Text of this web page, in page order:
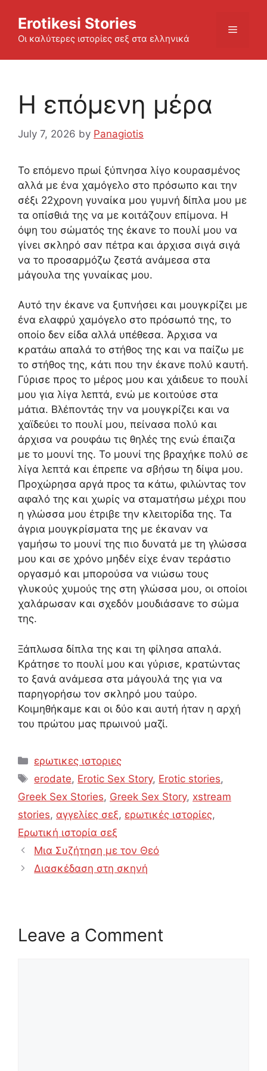
content
Erotikesi Stories
Οι καλύτερες ιστορίες σεξ στα ελληνικά
Menu
Η επόμενη μέρα
July 7, 2026 by Panagiotis
Το επόμενο πρωί ξύπνησα λίγο κουρασμένος
αλλά με ένα χαμόγελο στο πρόσωπο και την
σέξι 22χρονη γυναίκα μου γυμνή δίπλα μου με
τα οπίσθιά της να με κοιτάζουν επίμονα. Η
όψη του σώματός της έκανε το πουλί μου να
γίνει σκληρό σαν πέτρα και άρχισα σιγά σιγά
να το προσαρμόζω ζεστά ανάμεσα στα
μάγουλα της γυναίκας μου.
Αυτό την έκανε να ξυπνήσει και μουγκρίζει με
ένα ελαφρύ χαμόγελο στο πρόσωπό της, το
οποίο δεν είδα αλλά υπέθεσα. Άρχισα να
κρατάω απαλά το στήθος της και να παίζω με
το στήθος της, κάτι που την έκανε πολύ καυτή.
Γύρισε προς το μέρος μου και χάιδευε το πουλί
μου για λίγα λεπτά, ενώ με κοιτούσε στα
μάτια. Βλέποντάς την να μουγκρίζει και να
χαϊδεύει το πουλί μου, πείνασα πολύ και
άρχισα να ρουφάω τις θηλές της ενώ έπαιζα
με το μουνί της. Το μουνί της βραχήκε πολύ σε
λίγα λεπτά και έπρεπε να σβήσω τη δίψα μου.
Προχώρησα αργά προς τα κάτω, φιλώντας τον
αφαλό της και χωρίς να σταματήσω μέχρι που
η γλώσσα μου έτριβε την κλειτορίδα της. Τα
άγρια ​​μουγκρίσματα της με έκαναν να
γαμήσω το μουνί της πιο δυνατά με τη γλώσσα
μου και σε χρόνο μηδέν είχε έναν τεράστιο
οργασμό και μπορούσα να νιώσω τους
γλυκούς χυμούς της στη γλώσσα μου, οι οποίοι
χαλάρωσαν και σχεδόν μουδιάσανε το σώμα
της.
Ξάπλωσα δίπλα της και τη φίλησα απαλά.
Κράτησε το πουλί μου και γύρισε, κρατώντας
το ξανά ανάμεσα στα μάγουλά της για να
παρηγορήσω τον σκληρό μου ταύρο.
Κοιμηθήκαμε και οι δύο και αυτή ήταν η αρχή
του πρώτου μας πρωινού μαζί.
Categories
ερωτικες ιστοριες
Tags
erodate, Erotic Sex Story, Erotic stories,
Greek Sex Stories, Greek Sex Story, xstream
stories, αγγελίες σεξ, ερωτικές ιστορίες,
Ερωτική ιστορία σεξ
Μια Συζήτηση με τον Θεό
Διασκέδαση στη σκηνή
Leave a Comment